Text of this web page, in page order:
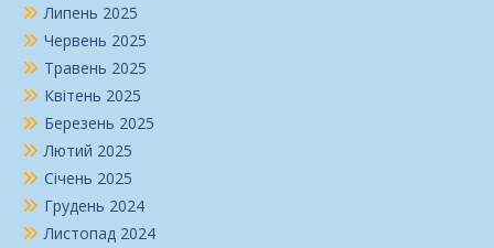
Липень 2025
Червень 2025
Травень 2025
Квітень 2025
Березень 2025
Лютий 2025
Січень 2025
Грудень 2024
Листопад 2024